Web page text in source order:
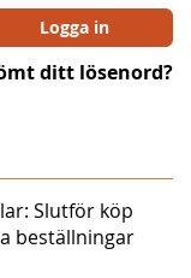
Logga in
ditt lösenord?
Slutför köp
beställningar